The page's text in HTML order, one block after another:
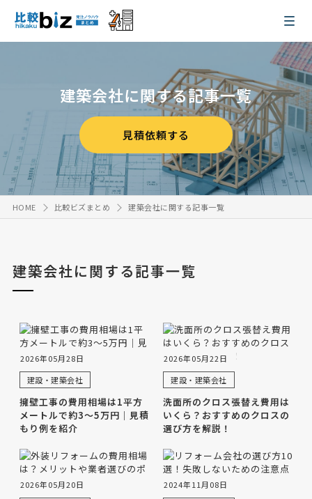
建築会社に関する記事一覧
見積依頼する
HOME 比較ビズまとめ 建築会社に関する記事一覧
建築会社に関する記事一覧
2026年05月28日
建設・建築会社
擁壁工事の費用相場は1平方
メートルで約3〜5万円｜見積
もり例を紹介
2026年05月22日
建設・建築会社
洗面所のクロス張替え費用は
いくら？おすすめのクロスの
選び方を解説！
2026年05月20日
2024年11月08日